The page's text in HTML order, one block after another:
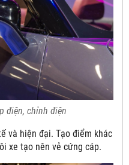
điện, chỉnh điện
và hiện đại. Tạo điểm khác
xe tạo nên vẻ cứng cáp.